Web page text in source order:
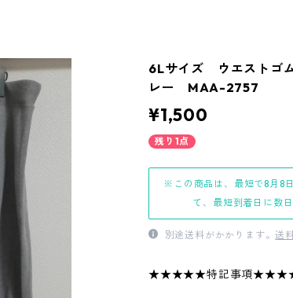
6Lサイズ ウエストゴ
レー MAA-2757
¥1,500
残り1点
※この商品は、最短で8月8
て、最短到着日に数
別途送料がかかります。送
★★★★★特記事項